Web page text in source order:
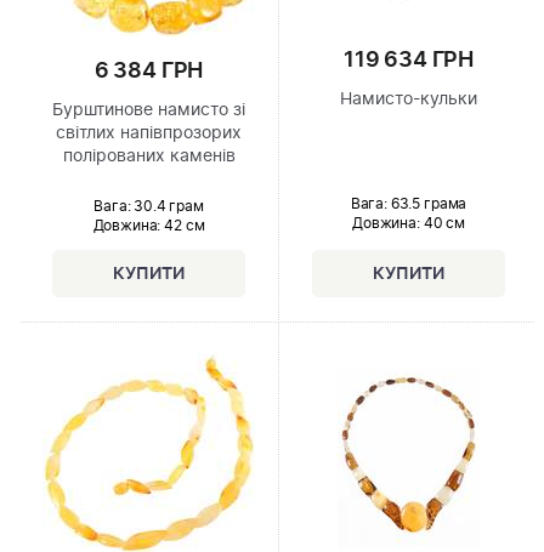
6 384 ГРН
Бурштинове намисто зі
світлих напівпрозорих
полірованих каменів
Вага: 30.4 грам
Довжина: 42 см
119 634 ГРН
Намисто-кульки
Вага: 63.5 грама
Довжина:40 см